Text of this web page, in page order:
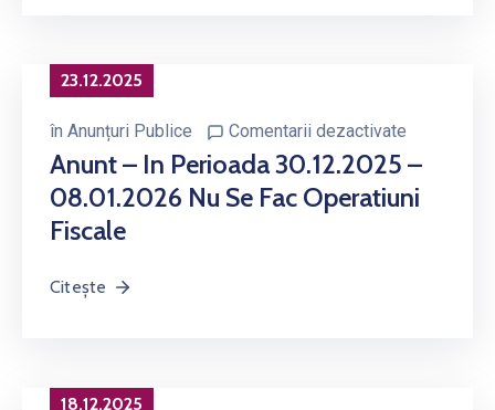
23.12.2025
în Anunțuri Publice Comentarii dezactivate
Anunt – In Perioada 30.12.2025 –
08.01.2026 Nu Se Fac Operatiuni
Fiscale
Citește
18.12.2025